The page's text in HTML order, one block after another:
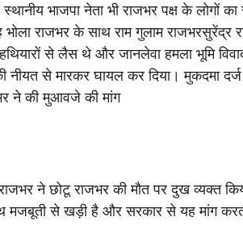
भाजपा नेता भी राजभर पक्ष के लोगों
राजभर के साथ राम गुलाम
से लैस थे और जानलेवा हमला भूमि
नीयत से मारकर घायल कर दिया। मुकदमा
ने की मुआवजे की मांग
ने छोटू राजभर की मौत पर दुख व्यक्त
मजबूती से खड़ी है और सरकार से यह मांग